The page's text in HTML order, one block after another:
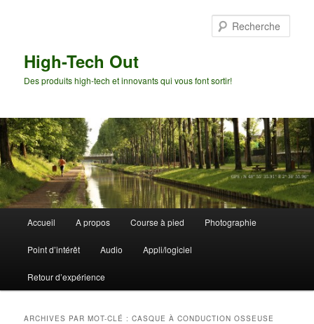
High-Tech Out
Des produits high-tech et innovants qui vous font sortir!
principal
Accueil A propos Course à pied Photographie
Point d’intérêt Audio Appli/logiciel
Retour d’expérience
ARCHIVES PAR MOT-CLÉ :CASQUE À CONDUCTION OSSEUSE